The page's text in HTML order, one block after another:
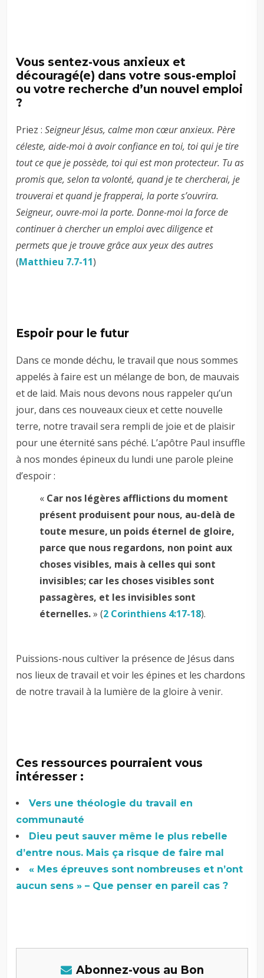
Vous sentez-vous anxieux et
découragé(e) dans votre sous-emploi
ou votre recherche d’un nouvel emploi
?
Priez :Seigneur Jésus, calme mon cœur anxieux. Père
céleste, aide-moi à avoir confiance en toi, toi qui je tire
tout ce que je possède, toi qui est mon protecteur. Tu as
promis que, selon ta volonté, quand je te chercherai, je
trouverai et quand je frapperai, la porte s’ouvrira.
Seigneur, ouvre-moi la porte. Donne-moi la force de
continuer à chercher un emploi avec diligence et
permets que je trouve grâce aux yeux des autres
(Matthieu 7.7-11)
Espoir pour le futur
Dans ce monde déchu, le travail que nous sommes
appelés à faire est un mélange de bon, de mauvais
et de laid. Mais nous devons nous rappeler qu’un
jour, dans ces nouveaux cieux et cette nouvelle
terre, notre travail sera rempli de joie et de plaisir
pour une éternité sans péché. L’apôtre Paul insuffle
à nos mondes épineux du lundi une parole pleine
d’espoir :
« Car nos légères afflictions du moment
présent produisent pour nous, au-delà de
toute mesure, un poids éternel de gloire,
parce que nous regardons, non point aux
choses visibles, mais à celles qui sont
invisibles; car les choses visibles sont
passagères, et les invisibles sont
éternelles.» (2 Corinthiens 4:17-18).
Puissions-nous cultiver la présence de Jésus dans
nos lieux de travail et voir les épines et les chardons
de notre travail à la lumière de la gloire à venir.
Ces ressources pourraient vous
intéresser :
Vers une théologie du travail en
communauté
Dieu peut sauver même le plus rebelle
d’entre nous. Mais ça risque de faire mal
« Mes épreuves sont nombreuses et n’ont
aucun sens » – Que penser en pareil cas ?
Abonnez-vous au Bon